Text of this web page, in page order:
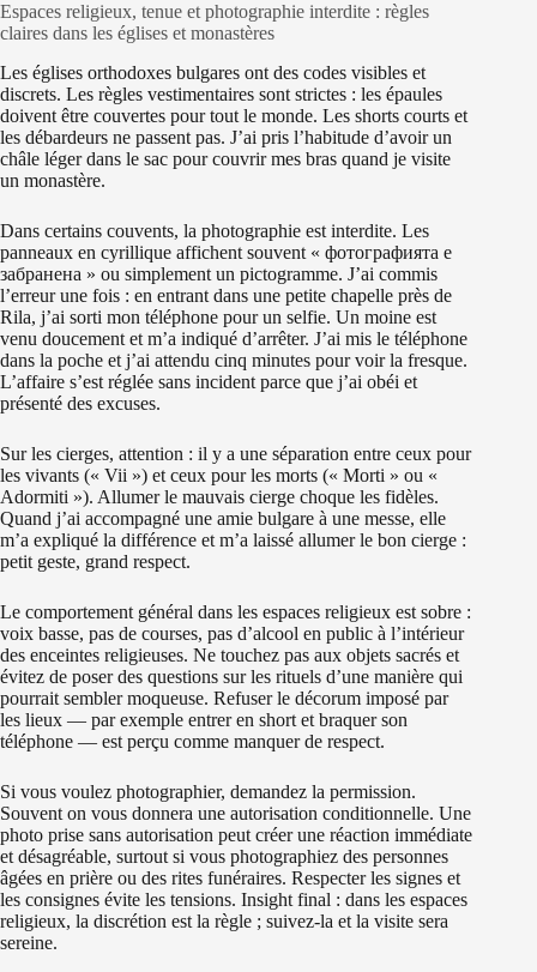
Espaces religieux, tenue et photographie interdite : règles
claires dans les églises et monastères
Les églises orthodoxes bulgares ont des codes visibles et
discrets. Les règles vestimentaires sont strictes : les épaules
doivent être couvertes pour tout le monde. Les shorts courts et
les débardeurs ne passent pas. J’ai pris l’habitude d’avoir un
châle léger dans le sac pour couvrir mes bras quand je visite
un monastère.
Dans certains couvents, la photographie est interdite. Les
panneaux en cyrillique affichent souvent « фотографията е
забранена » ou simplement un pictogramme. J’ai commis
l’erreur une fois : en entrant dans une petite chapelle près de
Rila, j’ai sorti mon téléphone pour un selfie. Un moine est
venu doucement et m’a indiqué d’arrêter. J’ai mis le téléphone
dans la poche et j’ai attendu cinq minutes pour voir la fresque.
L’affaire s’est réglée sans incident parce que j’ai obéi et
présenté des excuses.
Sur les cierges, attention : il y a une séparation entre ceux pour
les vivants (« Vii ») et ceux pour les morts (« Morti » ou «
Adormiti »). Allumer le mauvais cierge choque les fidèles.
Quand j’ai accompagné une amie bulgare à une messe, elle
m’a expliqué la différence et m’a laissé allumer le bon cierge :
petit geste, grand respect.
Le comportement général dans les espaces religieux est sobre :
voix basse, pas de courses, pas d’alcool en public à l’intérieur
des enceintes religieuses. Ne touchez pas aux objets sacrés et
évitez de poser des questions sur les rituels d’une manière qui
pourrait sembler moqueuse. Refuser le décorum imposé par
les lieux — par exemple entrer en short et braquer son
téléphone — est perçu comme manquer de respect.
Si vous voulez photographier, demandez la permission.
Souvent on vous donnera une autorisation conditionnelle. Une
photo prise sans autorisation peut créer une réaction immédiate
et désagréable, surtout si vous photographiez des personnes
âgées en prière ou des rites funéraires. Respecter les signes et
les consignes évite les tensions. Insight final : dans les espaces
religieux, la discrétion est la règle ; suivez-la et la visite sera
sereine.